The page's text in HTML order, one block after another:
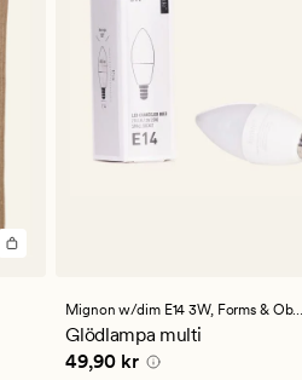
Mignon w/dim E14 3W, Forms & Objects
Glödlampa multi
Pris 49,90 kr
49,90 kr